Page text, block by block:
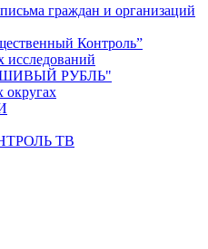
граждан и организаций
Контроль”
исследований
РУБЛЬ"
округах
ТВ